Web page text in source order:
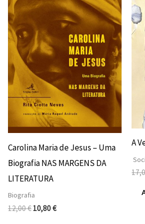
Carolina Maria de Jesus – Uma
Biografia NAS MARGENS DA
LITERATURA
Biografia
12,00€
12,00 €.
10,80€
10,80 €.
A